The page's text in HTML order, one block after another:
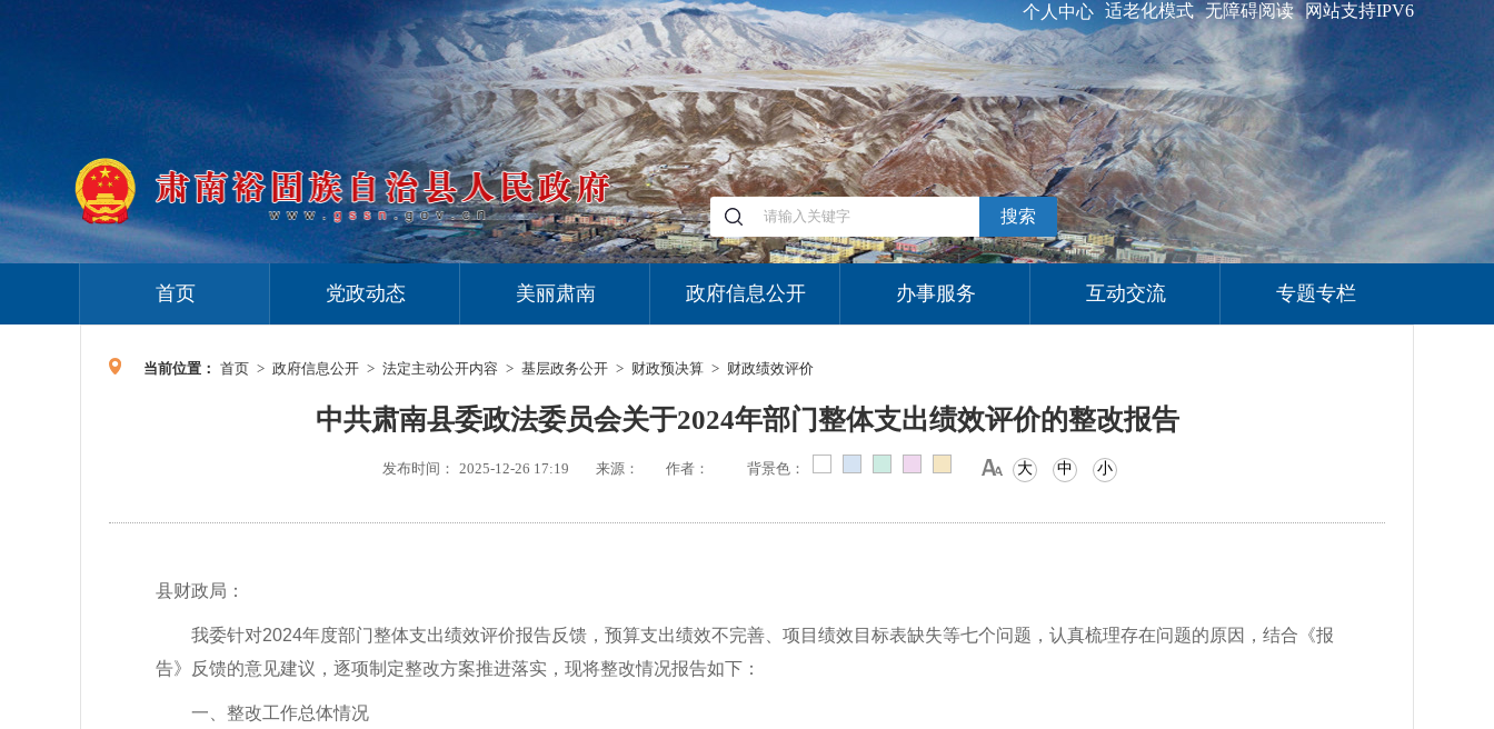
网站支持IPV6
无障碍阅读
适老化模式
个人中心
搜索
首页 党政动态 美丽肃南 政府信息公开 办事服务 互动交流 专题专栏
当前位置： 首页 > 政府信息公开 > 法定主动公开内容 > 基层政务公开 > 财政预决算 > 财政绩效评价
中共肃南县委政法委员会关于2024年部门整体支出绩效评价的整改报告
发布时间： 2025-12-26 17:19 来源： 作者： 背景色： 大 中 小
县财政局：
我委针对2024年度部门整体支出绩效评价报告反馈，预算支出绩效不完善、项目绩效目标表缺失等七个问题，认真梳理存在问题的原因，结合《报
告》反馈的意见建议，逐项制定整改方案推进落实，现将整改情况报告如下：
一、整改工作总体情况